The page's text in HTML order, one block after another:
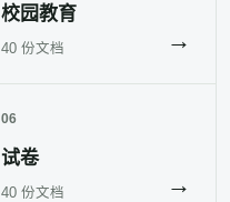
校园教育
40 份文档 →
06
试卷
40 份文档 →